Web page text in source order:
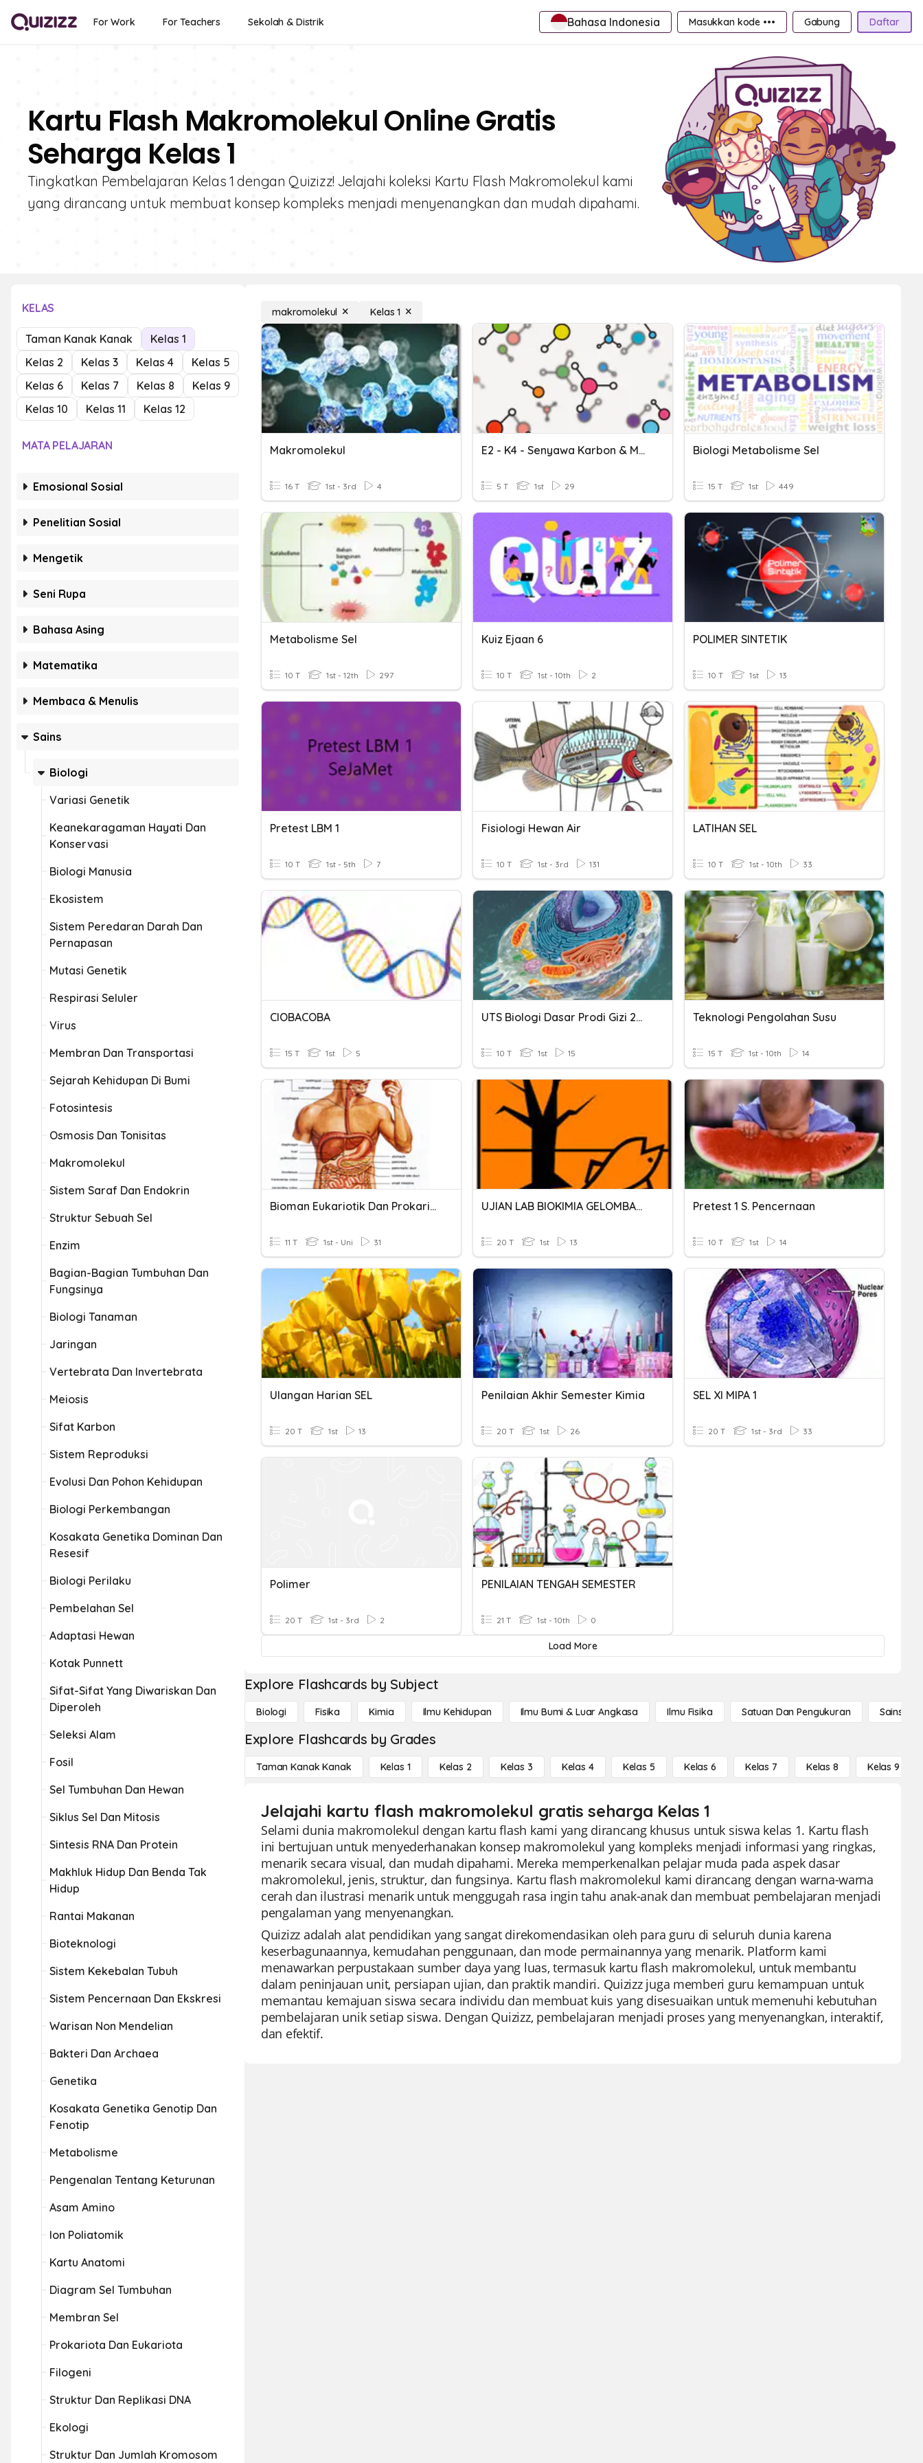
For Work For Teachers Sekolah & Distrik Bahasa Indonesia Masukkan kode ••• Gabung Daftar
Kartu Flash Makromolekul Online Gratis
Seharga Kelas 1
Tingkatkan Pembelajaran Kelas 1 dengan Quizizz! Jelajahi koleksi Kartu Flash Makromolekul kami
yang dirancang untuk membuat konsep kompleks menjadi menyenangkan dan mudah dipahami.
KELAS
Taman Kanak Kanak
Kelas 1
Kelas 2
Kelas 3 Kelas 4
Kelas 5
Kelas 6
Kelas 7 Kelas 8
Kelas 9
Kelas 10
Kelas 11 Kelas 12
MATA PELAJARAN
Emosional Sosial
Penelitian Sosial
Mengetik
Seni Rupa
Bahasa Asing
Matematika
Membaca & Menulis
Sains
Biologi
Variasi Genetik
Keanekaragaman Hayati Dan
Konservasi
Biologi Manusia
Ekosistem
Sistem Peredaran Darah Dan
Pernapasan
Mutasi Genetik
Respirasi Seluler
Virus
Membran Dan Transportasi
Sejarah Kehidupan Di Bumi
Fotosintesis
Osmosis Dan Tonisitas
Makromolekul
Sistem Saraf Dan Endokrin
Struktur Sebuah Sel
Enzim
Bagian-Bagian Tumbuhan Dan
Fungsinya
Biologi Tanaman
Jaringan
Vertebrata Dan Invertebrata
Meiosis
Sifat Karbon
Sistem Reproduksi
Evolusi Dan Pohon Kehidupan
Biologi Perkembangan
Kosakata Genetika Dominan Dan
Resesif
Biologi Perilaku
Pembelahan Sel
Adaptasi Hewan
Kotak Punnett
Sifat-Sifat Yang Diwariskan Dan
Diperoleh
Seleksi Alam
Fosil
Sel Tumbuhan Dan Hewan
Siklus Sel Dan Mitosis
Sintesis RNA Dan Protein
Makhluk Hidup Dan Benda Tak
Hidup
Rantai Makanan
Bioteknologi
Sistem Kekebalan Tubuh
Sistem Pencernaan Dan Ekskresi
Warisan Non Mendelian
Bakteri Dan Archaea
Genetika
Kosakata Genetika Genotip Dan
Fenotip
Metabolisme
Pengenalan Tentang Keturunan
Asam Amino
Ion Poliatomik
Kartu Anatomi
Diagram Sel Tumbuhan
Membran Sel
Prokariota Dan Eukariota
Filogeni
Struktur Dan Replikasi DNA
Ekologi
Struktur Dan Jumlah Kromosom
makromolekul Kelas 1
Makromolekul
16 T 1st - 3rd 4
E2 - K4 - Senyawa Karbon & Makromolekul
5 T 1st 29
Biologi Metabolisme Sel
15 T 1st 449
Metabolisme Sel
10 T 1st - 12th 297
Kuiz Ejaan 6
10 T 1st - 10th 2
POLIMER SINTETIK
10 T 1st 13
Pretest LBM 1
10 T 1st - 5th 7
Fisiologi Hewan Air
10 T 1st - 3rd 131
LATIHAN SEL
10 T 1st - 10th 33
CIOBACOBA
15 T 1st 5
UTS Biologi Dasar Prodi Gizi 2020
10 T 1st 15
Teknologi Pengolahan Susu
15 T 1st - 10th 14
Bioman Eukariotik Dan Prokariotik
11 T 1st - Uni 31
UJIAN LAB BIOKIMIA GELOMBANG 3A
20 T 1st 13
Pretest 1 S. Pencernaan
10 T 1st 14
Ulangan Harian SEL
20 T 1st 13
Penilaian Akhir Semester Kimia
20 T 1st 26
SEL XI MIPA 1
20 T 1st - 3rd 33
Polimer
20 T 1st - 3rd 2
PENILAIAN TENGAH SEMESTER
21 T 1st - 10th 0
Load More
Explore Flashcards by Subject
Biologi Fisika Kimia Ilmu Kehidupan Ilmu Bumi & Luar Angkasa Ilmu Fisika Satuan Dan Pengukuran Sains
Explore Flashcards by Grades
Taman Kanak Kanak Kelas 1 Kelas 2 Kelas 3 Kelas 4 Kelas 5 Kelas 6 Kelas 7 Kelas 8 Kelas 9
Jelajahi kartu flash makromolekul gratis seharga Kelas 1
Selami dunia makromolekul dengan kartu flash kami yang dirancang khusus untuk siswa kelas 1. Kartu flash
ini bertujuan untuk menyederhanakan konsep makromolekul yang kompleks menjadi informasi yang ringkas,
menarik secara visual, dan mudah dipahami. Mereka memperkenalkan pelajar muda pada aspek dasar
makromolekul, jenis, struktur, dan fungsinya. Kartu flash makromolekul kami dirancang dengan warna-warna
cerah dan ilustrasi menarik untuk menggugah rasa ingin tahu anak-anak dan membuat pembelajaran menjadi
pengalaman yang menyenangkan.
Quizizz adalah alat pendidikan yang sangat direkomendasikan oleh para guru di seluruh dunia karena
keserbagunaannya, kemudahan penggunaan, dan mode permainannya yang menarik. Platform kami
menawarkan perpustakaan sumber daya yang luas, termasuk kartu flash makromolekul, untuk membantu
dalam peninjauan unit, persiapan ujian, dan praktik mandiri. Quizizz juga memberi guru kemampuan untuk
memantau kemajuan siswa secara individu dan membuat kuis yang disesuaikan untuk memenuhi kebutuhan
pembelajaran unik setiap siswa. Dengan Quizizz, pembelajaran menjadi proses yang menyenangkan, interaktif,
dan efektif.